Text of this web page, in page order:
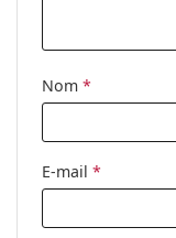
nettoyage:
Catégorie:
Marque:
Nom *
E-mail *